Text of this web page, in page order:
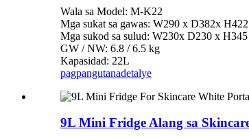
Wala sa Model: M-K22
Mga sukat sa gawas: W290 x D382x
Mga sukod sa sulud: W230x D230 x
GW / NW: 6.8 / 6.5 kg
Kapasidad: 22L
pagpangutanadetalye
9L Mini Fridge Alang sa